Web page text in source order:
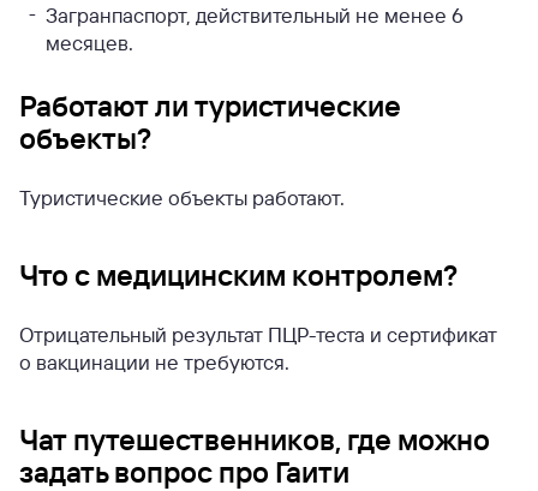
Загранпаспорт, действительный не менее 6
месяцев.
Работают ли туристические
объекты?
Туристические объекты работают.
Что с медицинским контролем?
Отрицательный результат ПЦР-теста и сертификат
о вакцинации не требуются.
Чат путешественников, где можно
задать вопрос про Гаити